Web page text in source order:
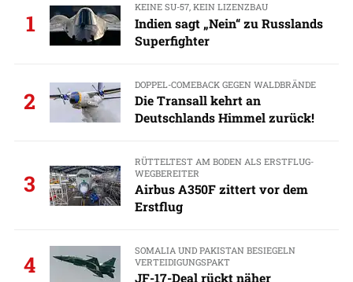
1
KEINE SU-57, KEIN LIZENZBAU
Indien sagt „Nein“ zu Russlands
Superfighter
2
DOPPEL-COMEBACK GEGEN WALDBRÄNDE
Die Transall kehrt an
Deutschlands Himmel zurück!
3
RÜTTELTEST AM BODEN ALS ERSTFLUG-
WEGBEREITER
Airbus A350F zittert vor dem
Erstflug
4
SOMALIA UND PAKISTAN BESIEGELN
VERTEIDIGUNGSPAKT
JF-17-Deal rückt näher